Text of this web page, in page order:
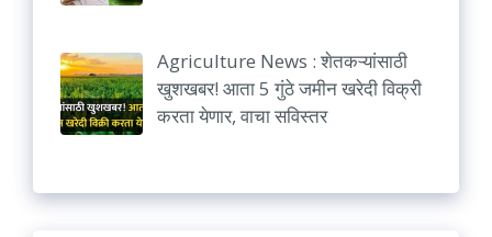
Agriculture News : शेतकऱ्यांसाठी
खुशखबर! आता 5 गुंठे जमीन खरेदी विक्री
करता येणार, वाचा सविस्तर